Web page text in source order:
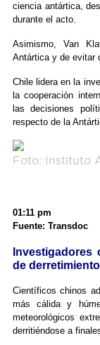
ciencia antártica,
durante el acto.
Asimismo, Van
Antártica y de evitar
Chile lidera en la
la cooperación
las decisiones
respecto de la
Foto: Instituto
01:11 pm
Fuente: Transdoc
de
Científicos chinos
más cálida y
meteorológicos
derritiéndose a